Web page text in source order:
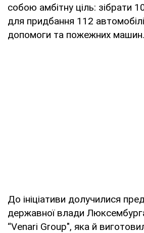
собою амбітну ціль: зібрати
для придбання 112
допомоги та пожежних машин.
До ініціативи долучилися
державної влади
“Venari Group", яка й